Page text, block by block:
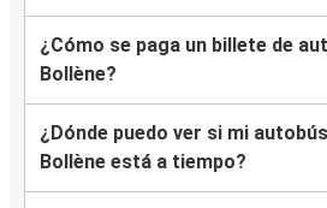
¿Cómo se paga un billete de
Bollène?
¿Dónde puedo ver si mi
Bollène está a tiempo?